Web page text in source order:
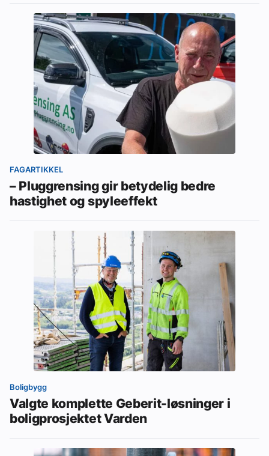
FAGARTIKKEL
– Pluggrensing gir betydelig bedre
hastighet og spyleeffekt
Boligbygg
Valgte komplette Geberit-løsninger i
boligprosjektet Varden